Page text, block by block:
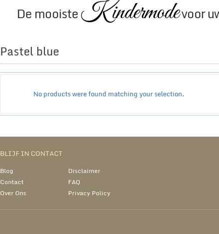
De mooisteKindermodevoor
Pastel blue
No products were found matching your selection.
BLIJF IN CONTACT
Blog
Disclaimer
Contact
FAQ
Over Ons
Privacy Policy